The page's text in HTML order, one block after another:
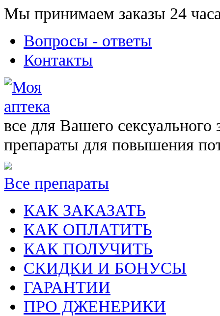
Мы принимаем заказы 24
Вопросы - ответы
Контакты
все для Вашего сексуального
препараты для повышения
Все препараты
КАК ЗАКАЗАТЬ
КАК ОПЛАТИТЬ
КАК ПОЛУЧИТЬ
СКИДКИ И БОНУСЫ
ГАРАНТИИ
ПРО ДЖЕНЕРИКИ